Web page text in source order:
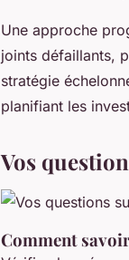
Une approche
joints défaillants,
stratégie
planifiant les
Vos
Comment